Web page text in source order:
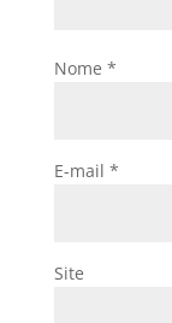
Nome *
E-mail *
Site